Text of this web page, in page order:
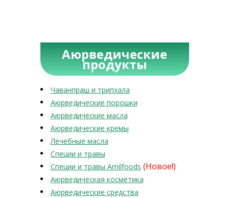
Аюрведические
продукты
Чаванпраш и трипхала
Аюрведические порошки
Аюрведические масла
Аюрведические кремы
Лечебные масла
Специи и травы
Специи и травы Amilfoods (Новое!)
Аюрведическая косметика
Аюрведические средства